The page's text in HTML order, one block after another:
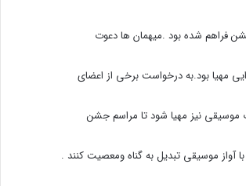
فراهم شده بود .میهمان ها دعوت
مهیا بود.به درخواست برخی از اعضای
موسیقی نیز مهیا شود تا مراسم جشن
با آواز موسیقی تبدیل به گناه ومعصیت کنند .